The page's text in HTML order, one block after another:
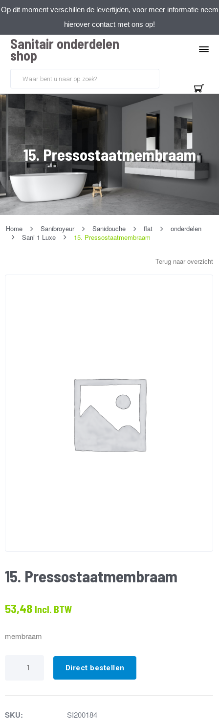
Op dit moment verschillen de levertijden, voor meer informatie neem
hierover contact met ons op!
Sanitair onderdelen
shop
15. Pressostaatmembraam
Home Sanibroyeur Sanidouche flat
onderdelen
Sani 1 Luxe
15. Pressostaatmembraam
Terug naar overzicht
15. Pressostaatmembraam
53,48 Incl. BTW
membraam
PressostaatmembraamDirect bestellen
SKU: SI200184